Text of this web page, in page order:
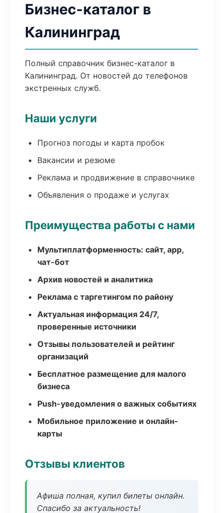
Бизнес-каталог в
Калининград
Полный справочник бизнес-каталог в
Калининград. От новостей до телефонов
экстренных служб.
Наши услуги
Прогноз погоды и карта пробок
Вакансии и резюме
Реклама и продвижение в справочнике
Объявления о продаже и услугах
Преимущества работы с нами
Мультиплатформенность: сайт, app,
чат-бот
Архив новостей и аналитика
Реклама с таргетингом по району
Актуальная информация 24/7,
проверенные источники
Отзывы пользователей и рейтинг
организаций
Бесплатное размещение для малого
бизнеса
Push-уведомления о важных событиях
Мобильное приложение и онлайн-
карты
Отзывы клиентов
Афиша полная, купил билеты онлайн.
Спасибо за актуальность!